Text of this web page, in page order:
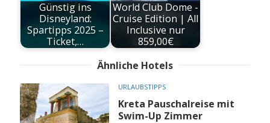
Günstig ins
Disneyland:
Spartipps 2025 –
Ticket,…
World Club Dome -
Cruise Edition | All
Inclusive nur
859,00€
Ähnliche Hotels
URLAUBSTIPPS
Kreta Pauschalreise mit
Swim-Up Zimmer